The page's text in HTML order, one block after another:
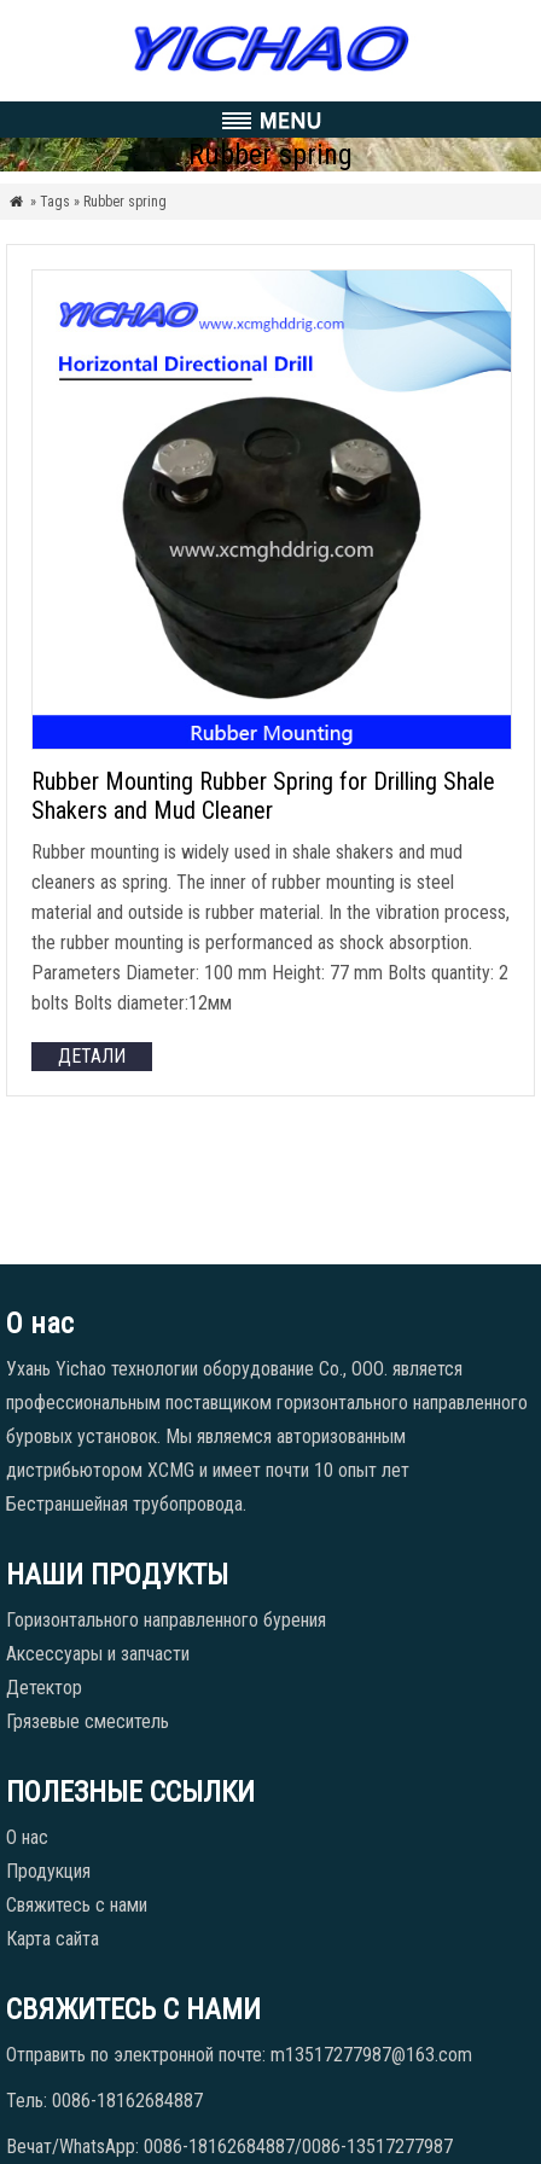
Rubber spring
 » Tags » Rubber spring
Rubber Mounting Rubber Spring for Drilling Shale
Shakers and Mud Cleaner
Rubber mounting is widely used in shale shakers and mud
cleaners as spring. The inner of rubber mounting is steel
material and outside is rubber material. In the vibration process,
the rubber mounting is performanced as shock absorption.
Parameters Diameter: 100 mm Height: 77 mm Bolts quantity: 2
bolts Bolts diameter:12мм
ДЕТАЛИ
О нас
Ухань Yichao технологии оборудование Co., ООО. является
профессиональным поставщиком горизонтального направленного
буровых установок. Мы являемся авторизованным
дистрибьютором XCMG и имеет почти 10 опыт лет
Бестраншейная трубопровода.
НАШИ ПРОДУКТЫ
Горизонтального направленного бурения
Аксессуары и запчасти
Детектор
Грязевые смеситель
ПОЛЕЗНЫЕ ССЫЛКИ
О нас
Продукция
Свяжитесь с нами
Карта сайта
СВЯЖИТЕСЬ С НАМИ
Отправить по электронной почте: m13517277987@163.com
Тель: 0086-18162684887
Вечат/WhatsApp: 0086-18162684887/0086-13517277987